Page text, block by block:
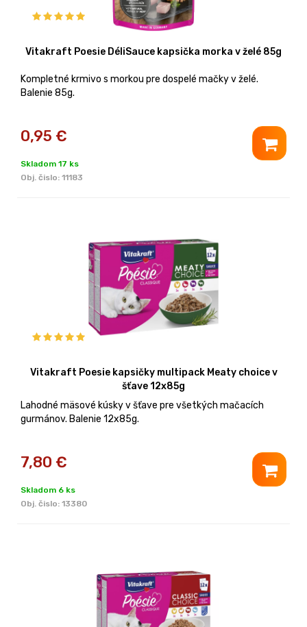
Vitakraft Poesie DéliSauce kapsička morka v želé 85g
Kompletné krmivo s morkou pre dospelé mačky v želé.
Balenie 85g.
0,95 €
Skladom 17 ks
Obj. čislo: 11183
Vitakraft Poesie kapsičky multipack Meaty choice v
šťave 12x85g
Lahodné mäsové kúsky v šťave pre všetkých mačacích
gurmánov. Balenie 12x85g.
7,80 €
Skladom 6 ks
Obj. čislo: 13380